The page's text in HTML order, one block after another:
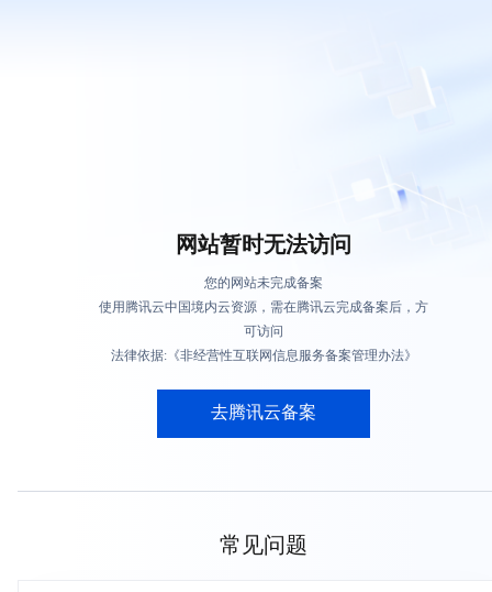
网站暂时无法访问
您的网站未完成备案
使用腾讯云中国境内云资源，需在腾讯云完成备案后，方
可访问
法律依据:《非经营性互联网信息服务备案管理办法》
去腾讯云备案
常见问题